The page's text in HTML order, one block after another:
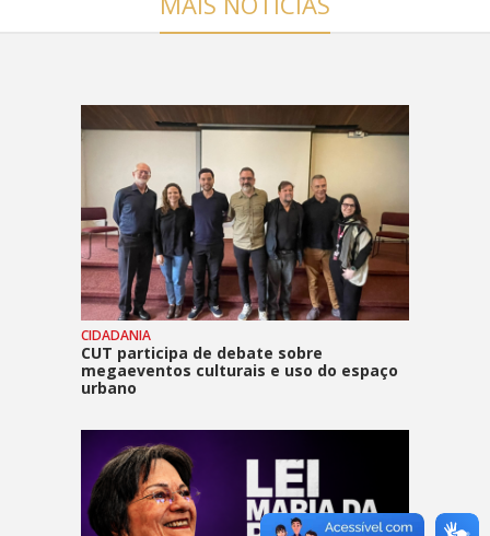
CIDADANIA
CUT participa de debate sobre
megaeventos culturais e uso do espaço
urbano